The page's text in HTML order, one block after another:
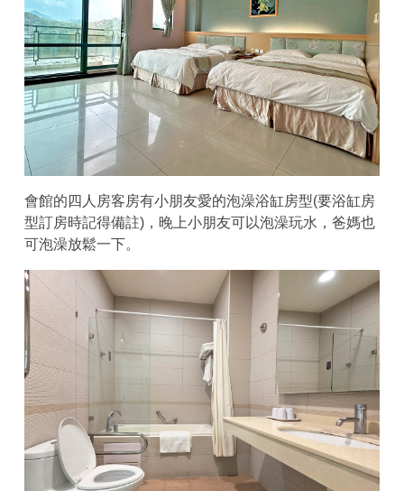
會館的四人房客房有小朋友愛的泡澡浴缸房型(要浴缸房
型訂房時記得備註)，晚上小朋友可以泡澡玩水，爸媽也
可泡澡放鬆一下。